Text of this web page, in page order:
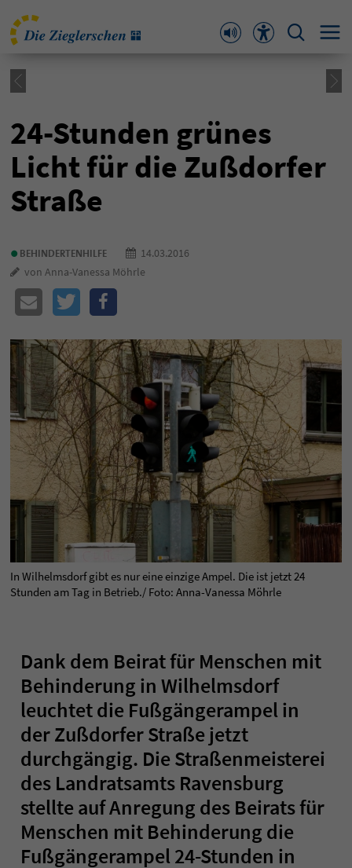
24-Stunden grünes
Licht für die Zußdorfer
Straße
• BEHINDERTENHILFE
14.03.2016
von Anna-Vanessa Möhrle
In Wilhelmsdorf gibt es nur eine einzige Ampel. Die ist jetzt 24
Stunden am Tag in Betrieb./ Foto: Anna-Vanessa Möhrle
Dank dem Beirat für Menschen mit
Behinderung in Wilhelmsdorf
leuchtet die Fußgängerampel in
der Zußdorfer Straße jetzt
durchgängig. Die Straßenmeisterei
des Landratsamts Ravensburg
stellte auf Anregung des Beirats für
Menschen mit Behinderung die
Fußgängerampel 24-Stunden in